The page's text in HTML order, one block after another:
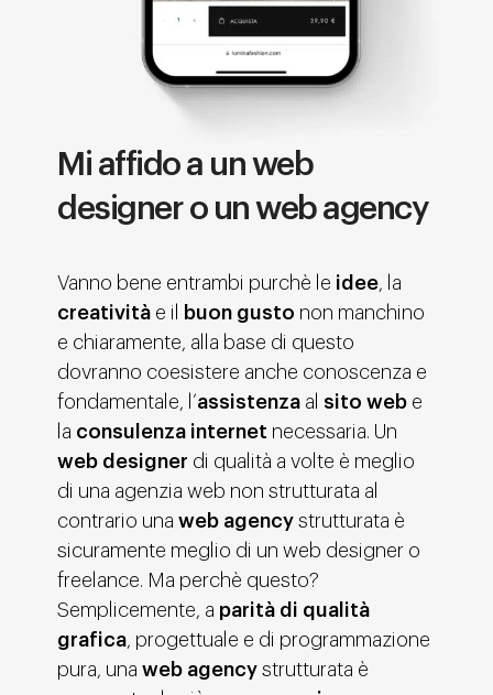
Mi affido a un web
designer o un web agency
Vanno bene entrambi purchè le idee, la
creatività e il buon gusto non manchino
e chiaramente, alla base di questo
dovranno coesistere anche conoscenza e
fondamentale, l’assistenza al sito web e
la consulenza internet necessaria. Un
web designer di qualità a volte è meglio
di una agenzia web non strutturata al
contrario unaweb agency strutturata è
sicuramente meglio di un web designer o
freelance. Ma perchè questo?
Semplicemente, a parità di qualità
grafica, progettuale e di programmazione
pura, unaweb agency strutturata è